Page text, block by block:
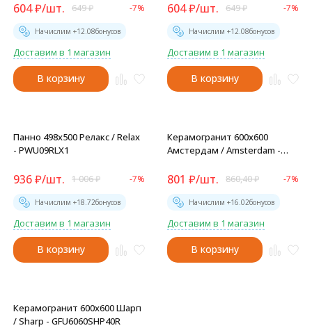
604₽/шт. 649₽ -7%
Начислим +12.08бонусов
Доставим в 1 магазин
В корзину
604₽/шт. 649₽ -7%
Начислим +12.08бонусов
Доставим в 1 магазин
В корзину
Панно 498x500 Релакс / Relax
- PWU09RLX1
936₽/шт. 1 006₽ -7%
Начислим +18.72бонусов
Доставим в 1 магазин
В корзину
Керамогранит 600x600
Амстердам / Amsterdam -
801 ₽/шт. 860,40₽ -7%
Начислим +16.02бонусов
Доставим в 1 магазин
В корзину
Керамогранит 600x600 Шарп
/ Sharp - GFU6060SHP40R